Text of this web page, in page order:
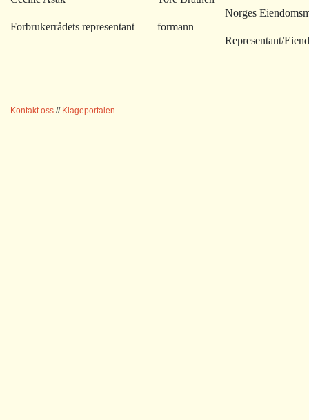
Forbrukerrådets representant formann
Norges
Representant/
Kontakt oss // Klageportalen